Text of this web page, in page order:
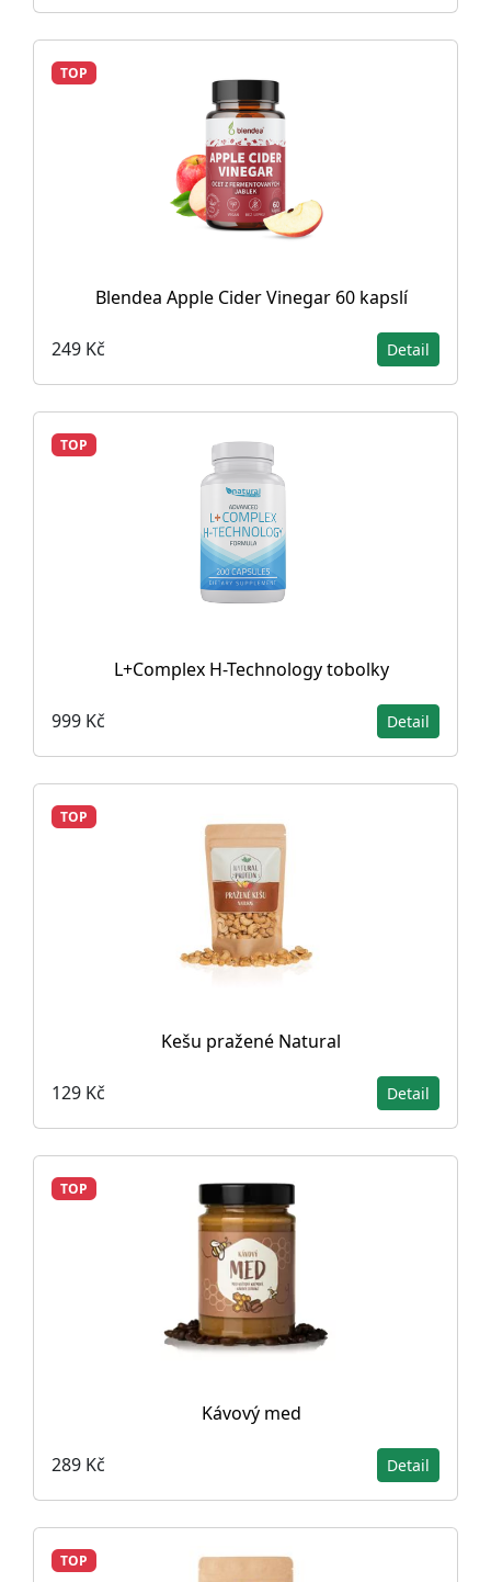
TOP
Blendea Apple Cider Vinegar 60 kapslí
249 Kč Detail
TOP
L+Complex H-Technology tobolky
999 Kč Detail
TOP
Kešu pražené Natural
129 Kč Detail
TOP
Kávový med
289 Kč Detail
TOP